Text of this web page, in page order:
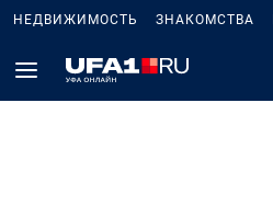
НЕДВИЖИМОСТЬ ЗНАКОМСТВА